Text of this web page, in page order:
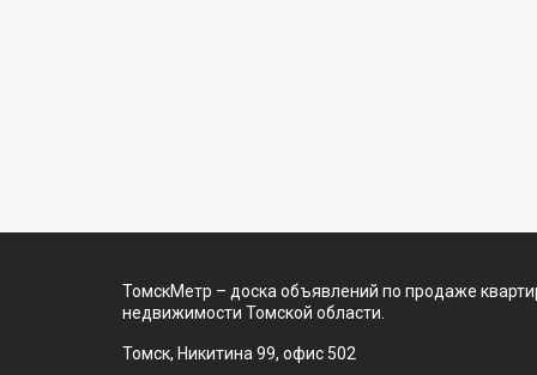
ТомскМетр – доска объявлений по продаже
недвижимости Томской области.
Томск, Никитина 99, офис 502